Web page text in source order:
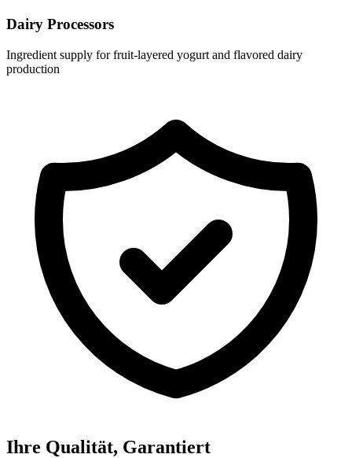
Dairy Processors
Ingredient supply for fruit-layered yogurt and flavored dairy
production
Ihre Qualität, Garantiert